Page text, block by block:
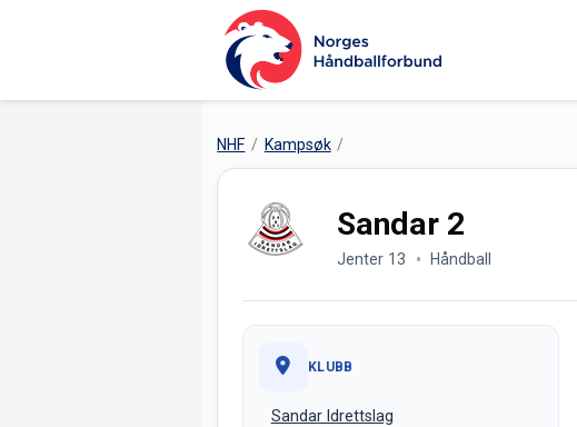
NHF Kampsøk
Sandar 2
Jenter 13 Håndball
KLUBB
Sandar Idrettslag